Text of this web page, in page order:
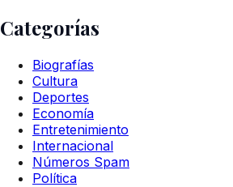
Categorías
Biografías
Cultura
Deportes
Economía
Entretenimiento
Internacional
Números Spam
Política